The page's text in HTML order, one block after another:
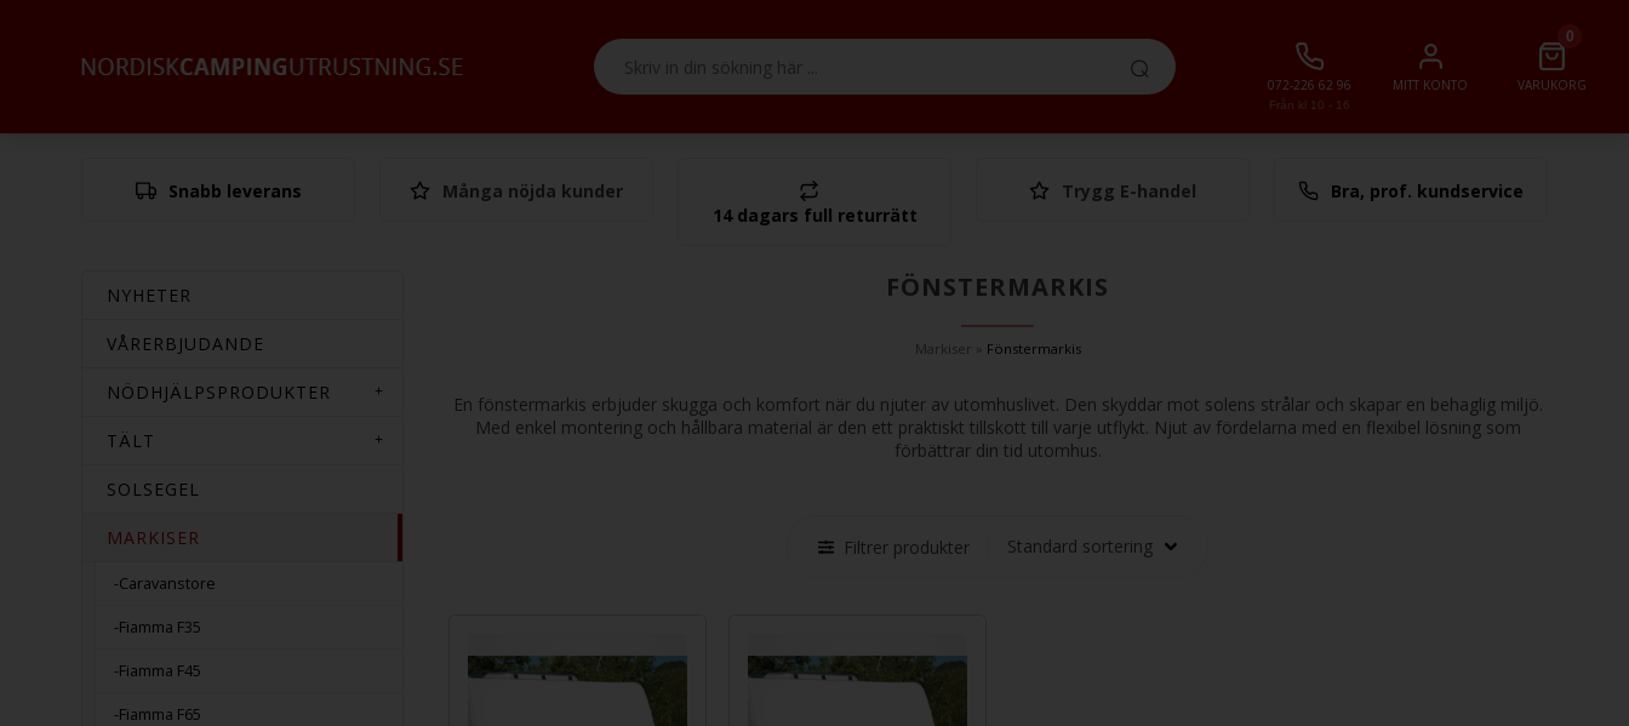
Från kl 10 - 16
072-226 62 96 MITT KONTO
0
VARUKORG
Totalt 0,00 SEK
Snabb leverans
Många nöjda kunder
14 dagars full returrätt
Trygg E-handel Bra, prof. kundservice
NYHETER
VÅRERBJUDANDE
NÖDHJÄLPSPRODUKTER
TÄLT
SOLSEGEL
MARKISER
-Caravanstore
-Fiamma F35
-Fiamma F45
-Fiamma F65
FÖNSTERMARKIS
Markiser Fönstermarkis
En fönstermarkis erbjuder skugga och komfort när du njuter av utomhuslivet. Den skyddar mot solens strålar och skapar en behaglig miljö.
Med enkel montering och hållbara material är den ett praktiskt tillskott till varje utflykt. Njut av fördelarna med en flexibel lösning som
förbättrar din tid utomhus.
Filtrer produkter